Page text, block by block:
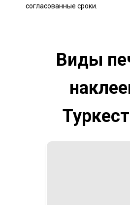
согласованные сроки.
Виды